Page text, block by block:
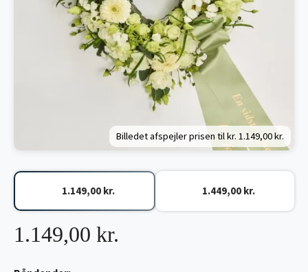
Billedet afspejler prisen til kr. 1.149,00 kr.
1.149,00 kr.
1.149,00 kr. 1.449,00 kr.